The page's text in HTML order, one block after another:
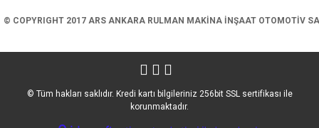
© COPYRIGHT 2017 ARS ANKARA RULMAN MAKİNA İNŞAAT OTOMOTİV
© Tüm hakları saklıdır. Kredi kartı bilgileriniz 256bit SSL sertifikası ile
korunmaktadır.